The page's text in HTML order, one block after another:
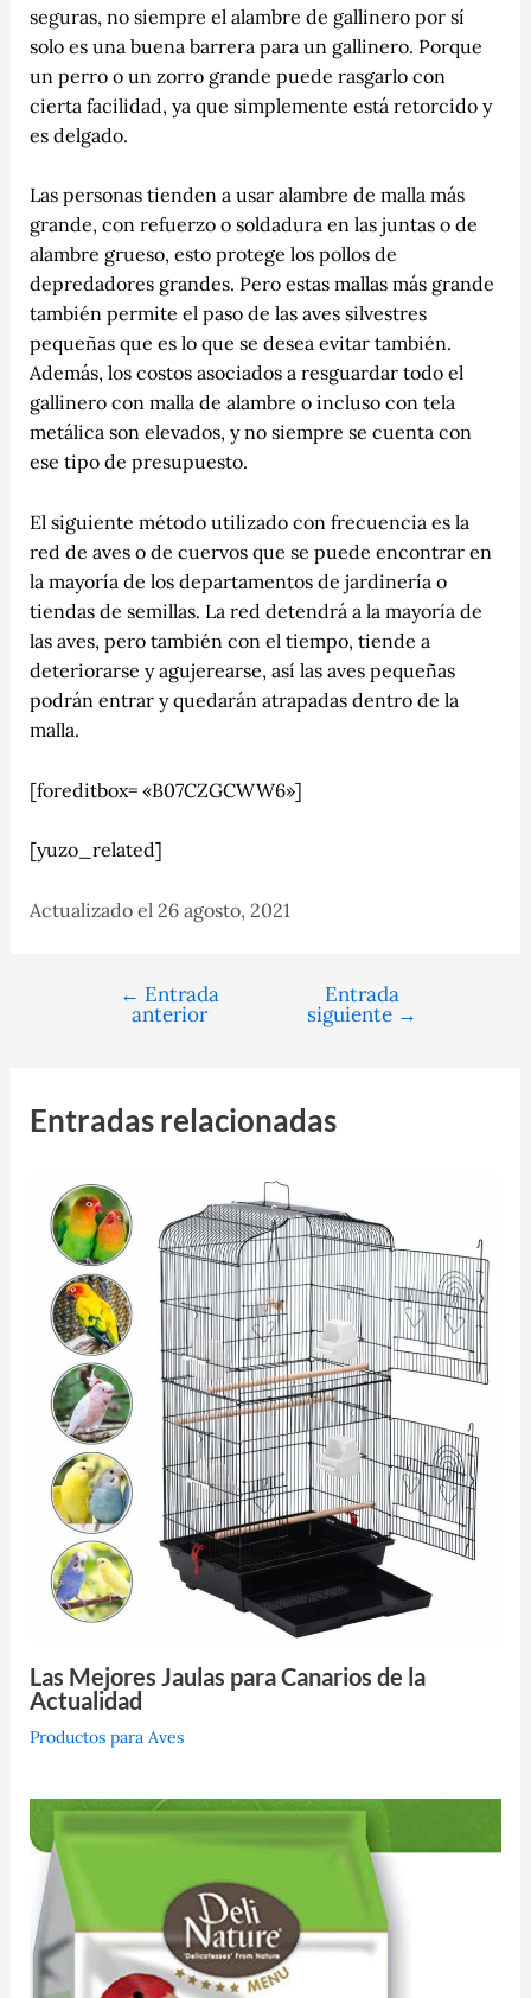
seguras, no siempre el alambre de gallinero por sí
solo es una buena barrera para un gallinero. Porque
un perro o un zorro grande puede rasgarlo con
cierta facilidad, ya que simplemente está retorcido y
es delgado.
Las personas tienden a usar alambre de malla más
grande, con refuerzo o soldadura en las juntas o de
alambre grueso, esto protege los pollos de
depredadores grandes. Pero estas mallas más grande
también permite el paso de las aves silvestres
pequeñas que es lo que se desea evitar también.
Además, los costos asociados a resguardar todo el
gallinero con malla de alambre o incluso con tela
metálica son elevados, y no siempre se cuenta con
ese tipo de presupuesto.
El siguiente método utilizado con frecuencia es la
red de aves o de cuervos que se puede encontrar en
la mayoría de los departamentos de jardinería o
tiendas de semillas. La red detendrá a la mayoría de
las aves, pero también con el tiempo, tiende a
deteriorarse y agujerearse, así las aves pequeñas
podrán entrar y quedarán atrapadas dentro de la
malla.
[foreditbox= «B07CZGCWW6»]
[yuzo_related]
Actualizado el 26 agosto, 2021
Navegación
← Entrada
anterior
Entrada
siguiente →
Entradas relacionadas
Las Mejores Jaulas para Canarios de la
Actualidad
Productos para Aves